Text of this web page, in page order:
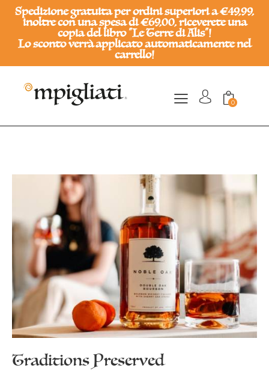
Spedizione gratuita per ordini superiori a €49,99,
inoltre con una spesa di €69,00, riceverete una
copia del libro "Le Terre di Alis"!
Lo sconto verrà applicato automaticamente nel
carrello!
0
Traditions Preserved